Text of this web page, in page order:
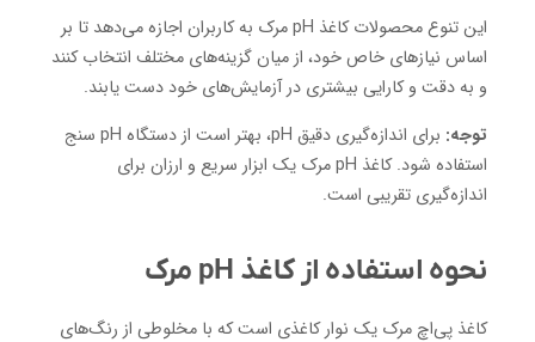
این تنوع محصولات کاغذ pH مرک به کاربران اجازه می‌دهد تا بر
اساس نیازهای خاص خود، از میان گزینه‌های مختلف انتخاب کنند
و به دقت و کارایی بیشتری در آزمایش‌های خود دست یابند.
توجه:
برای اندازه‌گیری دقیق pH، بهتر است از دستگاه pH سنج
استفاده شود. کاغذ pH مرک یک ابزار سریع و ارزان برای
اندازه‌گیری تقریبی است.
نحوه استفاده از کاغذ pH مرک
کاغذ پی‌اچ مرک یک نوار کاغذی است که با مخلوطی از رنگ‌های